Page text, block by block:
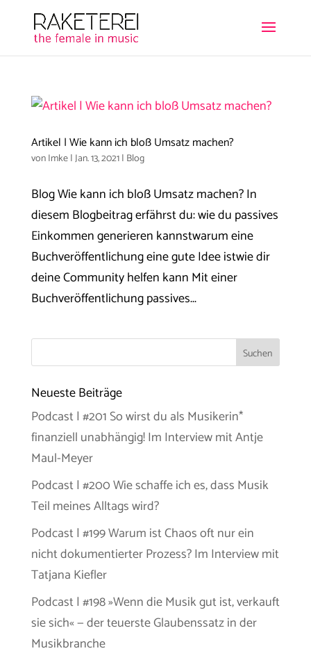
Artikel | Wie kann ich bloß Umsatz machen?
vonImke|Jan. 13, 2021| Blog
Blog Wie kann ich bloß Umsatz machen? In
diesem Blogbeitrag erfährst du: wie du passives
Einkommen generieren kannstwarum eine
Buchveröffentlichung eine gute Idee istwie dir
deine Community helfen kann Mit einer
Buchveröffentlichung passives...
Neueste Beiträge
Podcast | #201 So wirst du als Musikerin*
finanziell unabhängig! Im Interview mit Antje
Maul-Meyer
Podcast | #200 Wie schaffe ich es, dass Musik
Teil meines Alltags wird?
Podcast | #199 Warum ist Chaos oft nur ein
nicht dokumentierter Prozess? Im Interview mit
Tatjana Kiefler
Podcast | #198 »Wenn die Musik gut ist, verkauft
sie sich« — der teuerste Glaubenssatz in der
Musikbranche